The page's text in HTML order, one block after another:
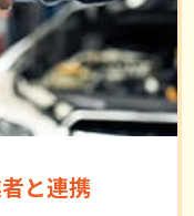
と連携